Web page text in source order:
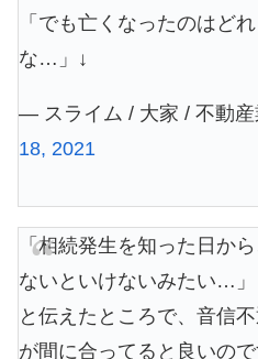
「でも亡くなったのはど
な…」↓
— スライム / 大家 / 不動産
18, 2021
「相続発生を知った日か
ないといけないみたい…」
と伝えたところで、音信
が間に合ってると良いの